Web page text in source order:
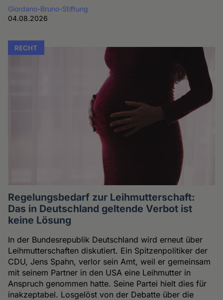
Giordano-Bruno-Stiftung
04.08.2026
RECHT
Regelungsbedarf zur Leihmutterschaft:
Das in Deutschland geltende Verbot ist
keine Lösung
In der Bundesrepublik Deutschland wird erneut über
Leihmutterschaften diskutiert. Ein Spitzenpolitiker der
CDU, Jens Spahn, verlor sein Amt, weil er gemeinsam
mit seinem Partner in den USA eine Leihmutter in
Anspruch genommen hatte. Seine Partei hielt dies für
inakzeptabel. Losgelöst von der Debatte über die